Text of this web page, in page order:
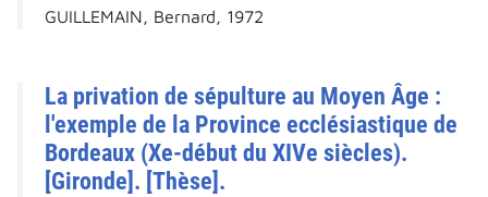
GUILLEMAIN, Bernard, 1972
La privation de sépulture au Moyen Âge :
l'exemple de la Province ecclésiastique de
Bordeaux (Xe-début du XIVe siècles).
[Gironde]. [Thèse].